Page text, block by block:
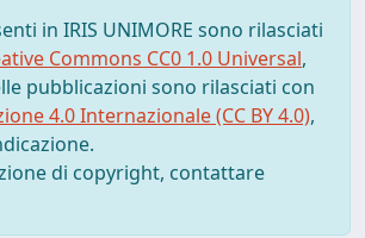
in IRIS UNIMORE sono rilasciati
Commons CC0 1.0 Universal,
pubblicazioni sono rilasciati con
4.0 Internazionale (CC BY 4.0),
di copyright, contattare